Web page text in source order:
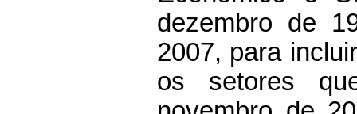
dezembro de
2007, para
os setores